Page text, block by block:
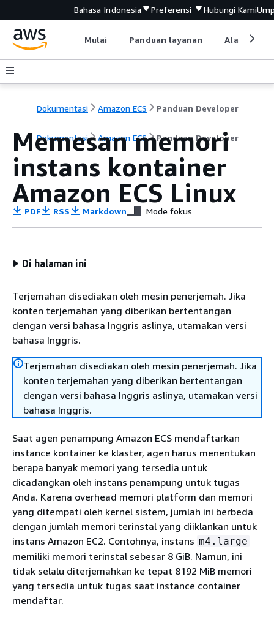
Bahasa Indonesia Preferensi Hubungi Kami
Mulai Panduan layanan Alat
Dokumentasi Amazon ECS Panduan Developer
Dokumentasi Amazon ECS Panduan Developer
Memesan memori
instans kontainer
Amazon ECS Linux
PDF RSS Markdown Mode fokus
Di halaman ini
Terjemahan disediakan oleh mesin penerjemah. Jika
konten terjemahan yang diberikan bertentangan
dengan versi bahasa Inggris aslinya, utamakan versi
bahasa Inggris.
Terjemahan disediakan oleh mesin penerjemah. Jika
konten terjemahan yang diberikan bertentangan
dengan versi bahasa Inggris aslinya, utamakan versi
bahasa Inggris.
Saat agen penampung Amazon ECS mendaftarkan
instance kontainer ke klaster, agen harus menentukan
berapa banyak memori yang tersedia untuk
dicadangkan oleh instans penampung untuk tugas
Anda. Karena overhead memori platform dan memori
yang ditempati oleh kernel sistem, jumlah ini berbeda
dengan jumlah memori terinstal yang diiklankan untuk
instans Amazon EC2. Contohnya, instans m4.large
memiliki memori terinstal sebesar 8 GiB. Namun, ini
tidak selalu diterjemahkan ke tepat 8192 MiB memori
yang tersedia untuk tugas saat instance container
mendaftar.